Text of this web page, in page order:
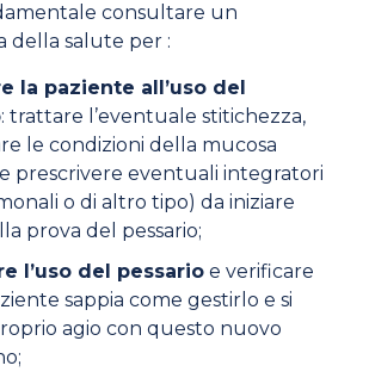
consultare un
della salute per :
la paziente all’uso del
: trattare l’eventuale stitichezza,
le condizioni della mucosa
prescrivere eventuali integratori
o di altro tipo) da iniziare
prova del pessario;
l’uso del pessarioe verificare
sappia come gestirlo e si
agio con questo nuovo